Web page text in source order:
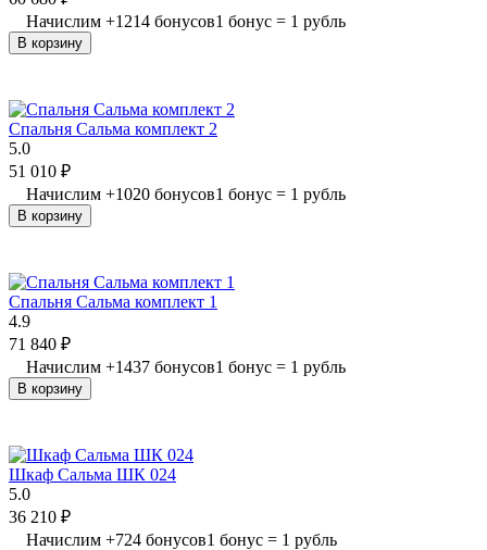
Начислим +1214 бонусов1 бонус = 1 рубль
В корзину
Спальня Сальма комплект 2
5.0
51 010 ₽
Начислим +1020 бонусов1 бонус = 1 рубль
В корзину
Спальня Сальма комплект 1
4.9
71 840 ₽
Начислим +1437 бонусов1 бонус = 1 рубль
В корзину
Шкаф Сальма ШК 024
5.0
36 210 ₽
Начислим +724 бонусов1 бонус = 1 рубль